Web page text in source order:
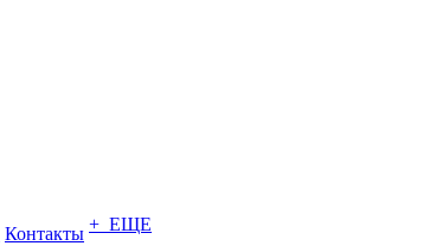
Контакты + ЕЩЕ